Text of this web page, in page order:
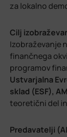
za lokalno
Cilj
Izobraževanje
finančnega
programov
Ustvarjalna
sklad (ESF),
teoretični del
Predavatelji